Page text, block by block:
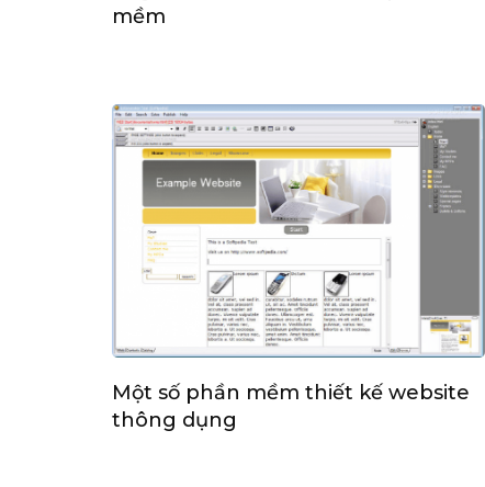
mềm
Một số phần mềm thiết kế website
thông dụng